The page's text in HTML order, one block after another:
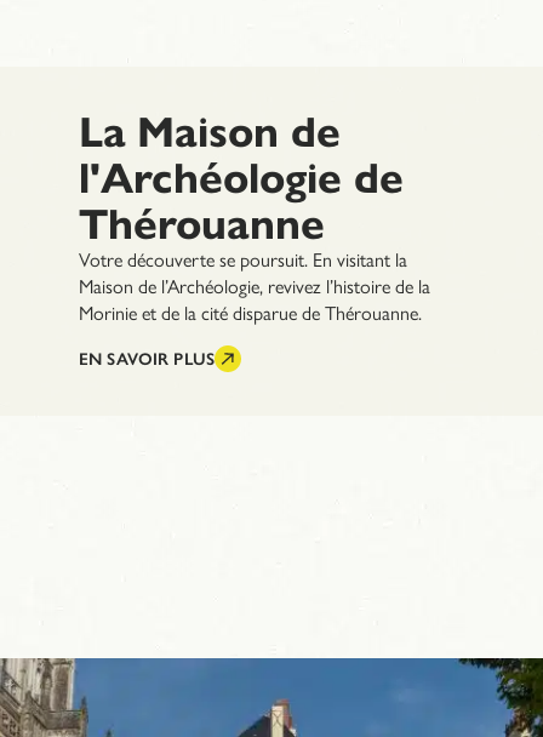
La Maison de
l'Archéologie de
Thérouanne
Votre découverte se poursuit. En visitant la
Maison de l’Archéologie, revivez l’histoire de la
Morinie et de la cité disparue de Thérouanne.
EN SAVOIR PLUS